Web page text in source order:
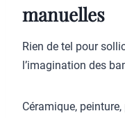
manuelles
Rien de tel pour
l’imagination des
Céramique,